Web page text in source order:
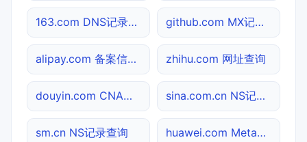
163.com DNS记录查询 github.com MX记录查询
alipay.com 备案信息查询 zhihu.com 网址查询
douyin.com CNAME查询 sina.com.cn NS记录查询
sm.cn NS记录查询 huawei.com Meta标签查询